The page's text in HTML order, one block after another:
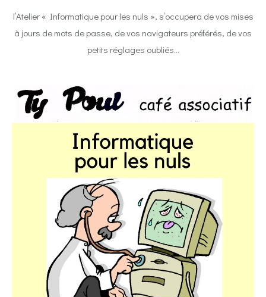
l’Atelier « Informatique pour les nuls », s’occupera de vos mises
à jours de mots de passe, de vos navigateurs préférés, de vos
petits réglages oubliés…